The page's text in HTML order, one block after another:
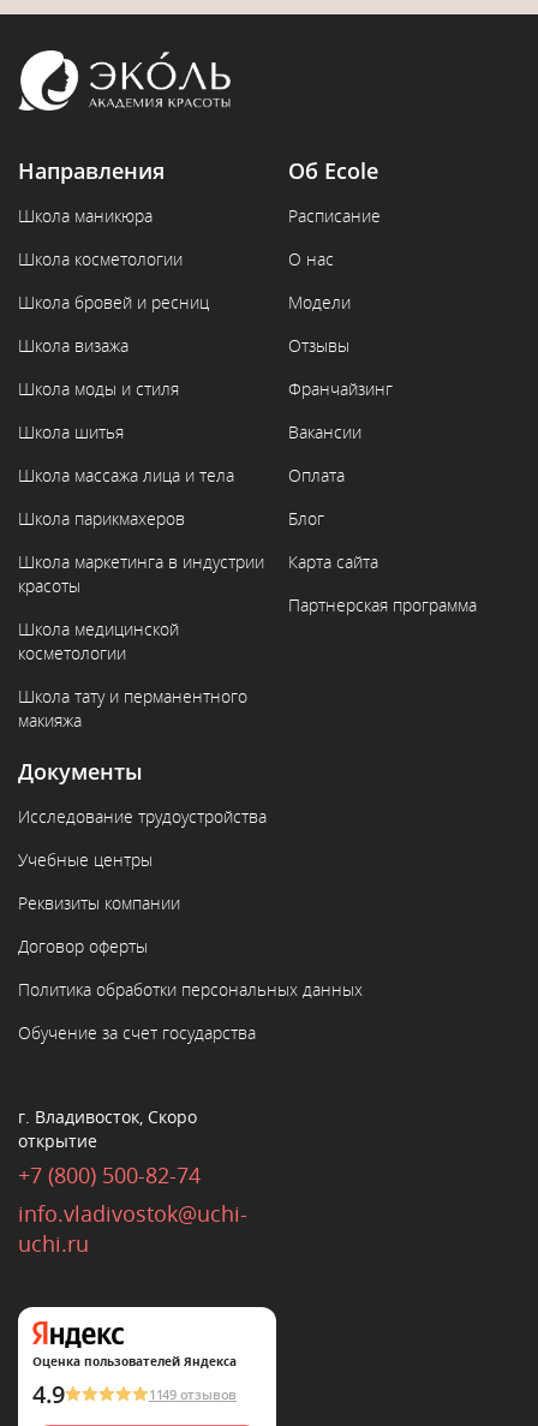
Направления
Школа маникюра
Школа косметологии
Школа бровей и ресниц
Школа визажа
Школа моды и стиля
Школа шитья
Школа массажа лица и тела
Школа парикмахеров
Школа маркетинга в индустрии
красоты
Школа медицинской
косметологии
Школа тату и перманентного
макияжа
Об Ecole
Расписание
О нас
Модели
Отзывы
Франчайзинг
Вакансии
Оплата
Блог
Карта сайта
Партнерская программа
Документы
Исследование трудоустройства
Учебные центры
Реквизиты компании
Договор оферты
Политика обработки персональных данных
Обучение за счет государства
г. Владивосток, Скоро
открытие
+7 (800) 500-82-74
info.vladivostok@uchi-
uchi.ru
Оценка пользователей Яндекса
4.9 1149 отзывов